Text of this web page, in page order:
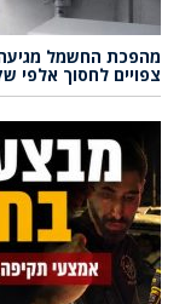
מהפכת החשמל
צפויים לחסוך אלפי